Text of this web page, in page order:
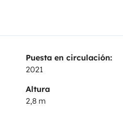
Puesta en circulación:
2021
Altura
2,8 m